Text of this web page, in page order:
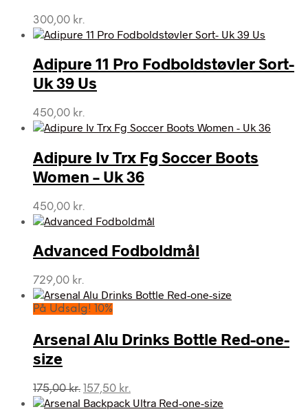
300,00 kr.
Adipure 11 Pro Fodboldstøvler Sort-
Uk 39 Us
450,00 kr.
Adipure Iv Trx Fg Soccer Boots
Women – Uk 36
450,00 kr.
Advanced Fodboldmål
729,00 kr.
På Udsalg! 10%
Arsenal Alu Drinks Bottle Red-one-
size
175,00kr. Den
oprindelige
157,50 kr.
aktuelle